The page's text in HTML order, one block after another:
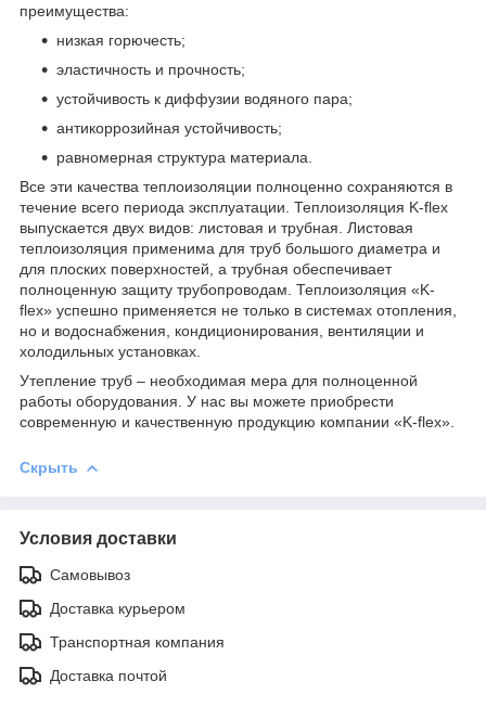
преимущества:
низкая горючесть;
эластичность и прочность;
устойчивость к диффузии водяного пара;
антикоррозийная устойчивость;
равномерная структура материала.
Все эти качества теплоизоляции полноценно сохраняются в
течение всего периода эксплуатации. Теплоизоляция K-flex
выпускается двух видов: листовая и трубная. Листовая
теплоизоляция применима для труб большого диаметра и
для плоских поверхностей, а трубная обеспечивает
полноценную защиту трубопроводам. Теплоизоляция «K-
flex» успешно применяется не только в системах отопления,
но и водоснабжения, кондиционирования, вентиляции и
холодильных установках.
Утепление труб – необходимая мера для полноценной
работы оборудования. У нас вы можете приобрести
современную и качественную продукцию компании «K-flex».
Скрыть
Условия доставки
Самовывоз
Доставка курьером
Транспортная компания
Доставка почтой